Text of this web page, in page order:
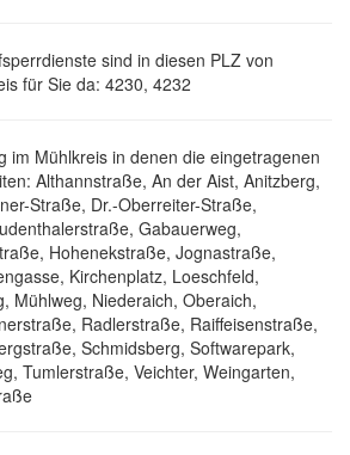
sind in diesen PLZ von
für Sie da: 4230, 4232
im Mühlkreis in denen die eingetragenen
Althannstraße, An der Aist, Anitzberg,
Straße, Dr.-Oberreiter-Straße,
Gabauerweg,
Hohenekstraße, Jognastraße,
Kirchenplatz, Loeschfeld,
Mühlweg, Niederaich, Oberaich,
Radlerstraße, Raiffeisenstraße,
Schmidsberg, Softwarepark,
Tumlerstraße, Veichter, Weingarten,